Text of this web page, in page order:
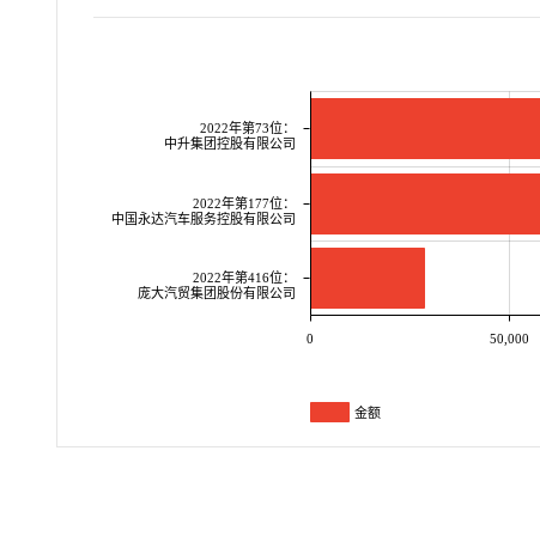
2022年第73位：
中升集团控股有限公司
2022年第177位：
中国永达汽车服务控股有限公司
2022年第416位：
庞大汽贸集团股份有限公司
0 50,000
金额